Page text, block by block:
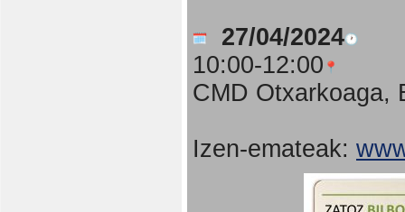
27/04/2024
10:00-12:00
CMD Otxarkoaga,
Izen-emateak: